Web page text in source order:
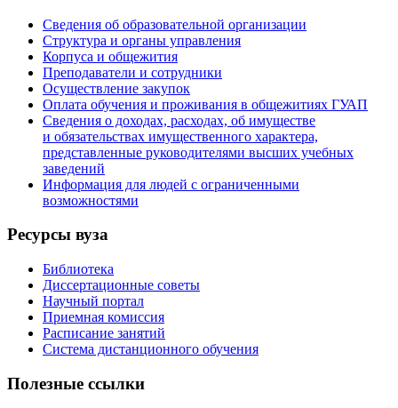
Сведения об образовательной организации
Структура и органы управления
Корпуса и общежития
Преподаватели и сотрудники
Осуществление закупок
Оплата обучения и проживания в общежитиях ГУАП
Сведения о доходах, расходах, об имуществе
и обязательствах имущественного характера,
представленные руководителями высших учебных
заведений
Информация для людей с ограниченными
возможностями
Ресурсы вуза
Библиотека
Диссертационные советы
Научный портал
Приемная комиссия
Расписание занятий
Система дистанционного обучения
Полезные ссылки